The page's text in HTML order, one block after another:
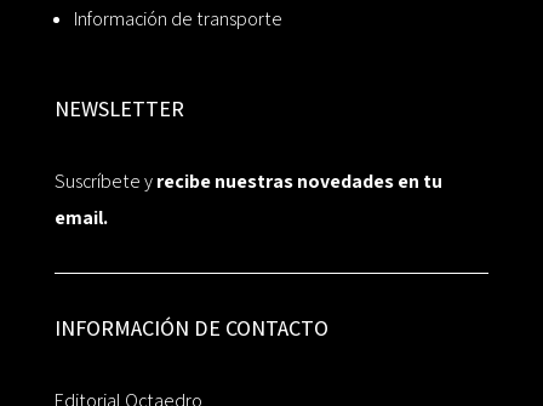
Información de transporte
NEWSLETTER
Suscríbete yrecibe nuestras novedades en tu
email.
INFORMACIÓN DE CONTACTO
Editorial Octaedro